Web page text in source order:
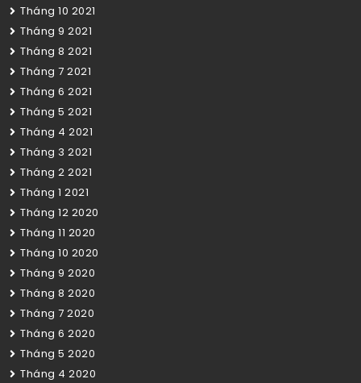
Tháng 10 2021
Tháng 9 2021
Tháng 8 2021
Tháng 7 2021
Tháng 6 2021
Tháng 5 2021
Tháng 4 2021
Tháng 3 2021
Tháng 2 2021
Tháng 1 2021
Tháng 12 2020
Tháng 11 2020
Tháng 10 2020
Tháng 9 2020
Tháng 8 2020
Tháng 7 2020
Tháng 6 2020
Tháng 5 2020
Tháng 4 2020